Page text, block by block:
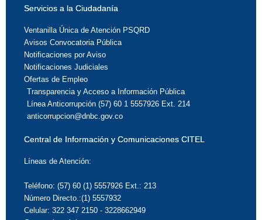
Servicios a la Ciudadanía
Ventanilla Única de Atención PSQRD
Avisos Convocatoria Pública
Notificaciones por Aviso
Notificaciones Judiciales
Ofertas de Empleo
Transparencia y Acceso a Información Pública
Línea Anticorrupción (57) 60 1 5557926 Ext. 214
anticorrupcion@dnbc.gov.co
Central de Información y Comunicaciones CITEL
Líneas de Atención:
Teléfono: (57) 60 (1) 5557926 Ext.: 213
Número Directo.:(1) 5557932
Celular: 322 347 2150 - 3228662949